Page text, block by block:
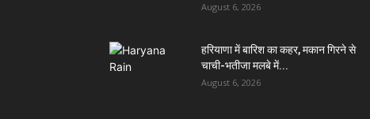
August 6, 2026
हरियाणा में बारिश का कहर, मकान गिरने से
चाची-भतीजा मलबे में...
August 6, 2026